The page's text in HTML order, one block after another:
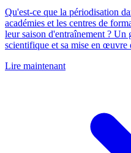
Qu'est-ce que la périodisation
académies et les centres de
leur saison d'entraînement ? Un
scientifique et sa mise en œuvre
Lire maintenant